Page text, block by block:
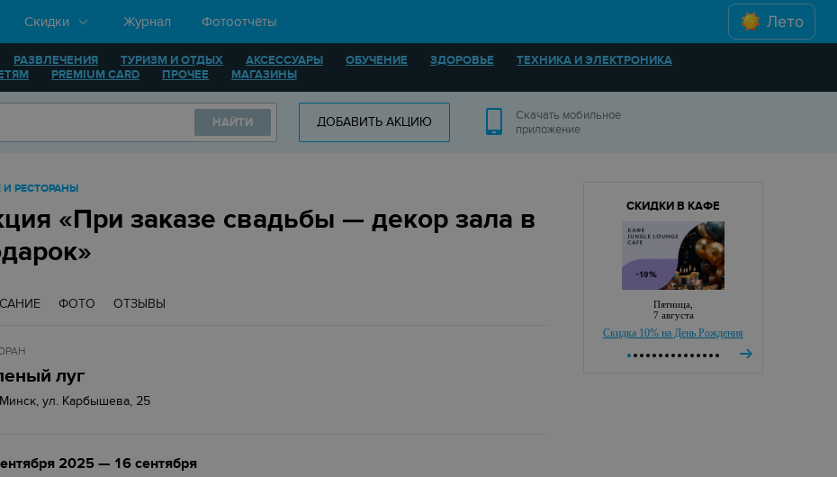
Скидки Журнал Фотоотчёты Лето
РАЗВЛЕЧЕНИЯ ТУРИЗМ И ОТДЫХ АКСЕССУАРЫ ОБУЧЕНИЕ ЗДОРОВЬЕ
ТЕХНИКА И ЭЛЕКТРОНИКА
PREMIUM CARD ПРОЧЕЕ МАГАЗИНЫ
НАЙТИ ДОБАВИТЬ АКЦИЮ
Скачать мобильное
приложение
И РЕСТОРАНЫ
«При заказе свадьбы — декор зала в
ФОТО ОТЗЫВЫ
луг
Минск, ул. Карбышева, 25
2025 — 16 сентября
СКИДКИ В КАФЕ
пятница,
7 августа
Скидка 10% на День Рождения